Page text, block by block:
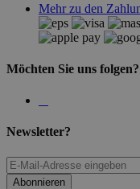
Mehr zu den
Möchten Sie uns folgen?
Newsletter?
Abonnieren